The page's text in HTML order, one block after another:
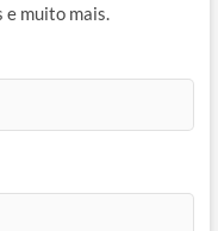
e muito mais.